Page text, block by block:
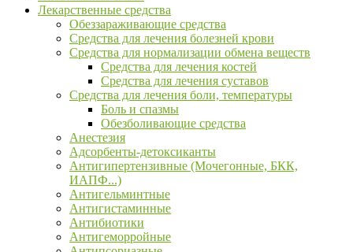
Лекарственные средства
Обеззараживающие средства
Средства для лечения болезней крови
Средства для нормализации обмена веществ
Средства для лечения костей
Средства для лечения суставов
Средства для лечения боли, температуры
Боль и спазмы
Обезболивающие средства
Анестезия
Адсорбенты-детоксиканты
Антигипертензивные (Мочегонные, БКК,
ИАПФ...)
Антигельминтные
Антигистаминные
Антибиотики
Антигеморройные